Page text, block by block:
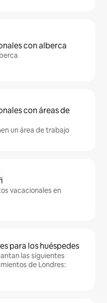
con alberca
con áreas de
un área de trabajo
vacacionales en
para los huéspedes
las siguientes
de Londres: